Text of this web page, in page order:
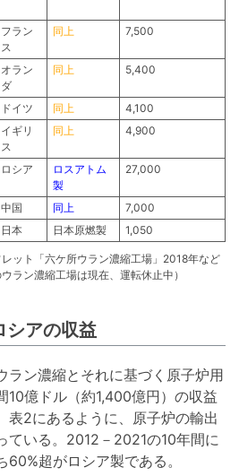
フラン
ス
同上 7,500
オラン
ダ
同上 5,400
ドイツ 同上
4,100
イギリ
ス
同上 4,900
ロシア
ロスアトム
製
27,000
中国 同上
7,000
日本 日本原燃製 1,050
ット「六ケ所ウラン濃縮工場」2018年など
ラン濃縮工場は現在、運転休止中）
シアの収益
ン濃縮とそれに基づく原子炉用
10億ドル（約1,400億円）の収益
表2にあるように、原子炉の輸出
ている。2012－2021の10年間に
超がロシア製である。